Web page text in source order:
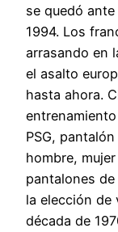
se quedó
1994. Los
arrasando en
el asalto
hasta ahora.
entrenamiento
PSG,
hombre,
pantalones
la elección
década de